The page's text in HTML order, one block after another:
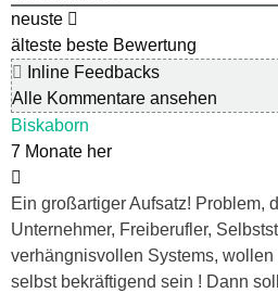
neuste
älteste beste Bewertung
Inline Feedbacks
Alle Kommentare ansehen
Biskaborn
7 Monate her
Ein großartiger Aufsatz! Problem,
Unternehmer, Freiberufler,
verhängnisvollen Systems,
selbst bekräftigend sein ! Dann